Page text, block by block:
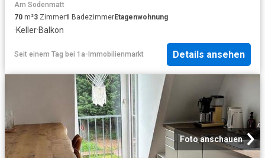
Am Sodenmatt
70 m²3 Zimmer1 BadezimmerEtagenwohnung
·Keller·Balkon
Seit einem Tag bei 1a-Immobilienmarkt Details ansehen
Foto anschauen